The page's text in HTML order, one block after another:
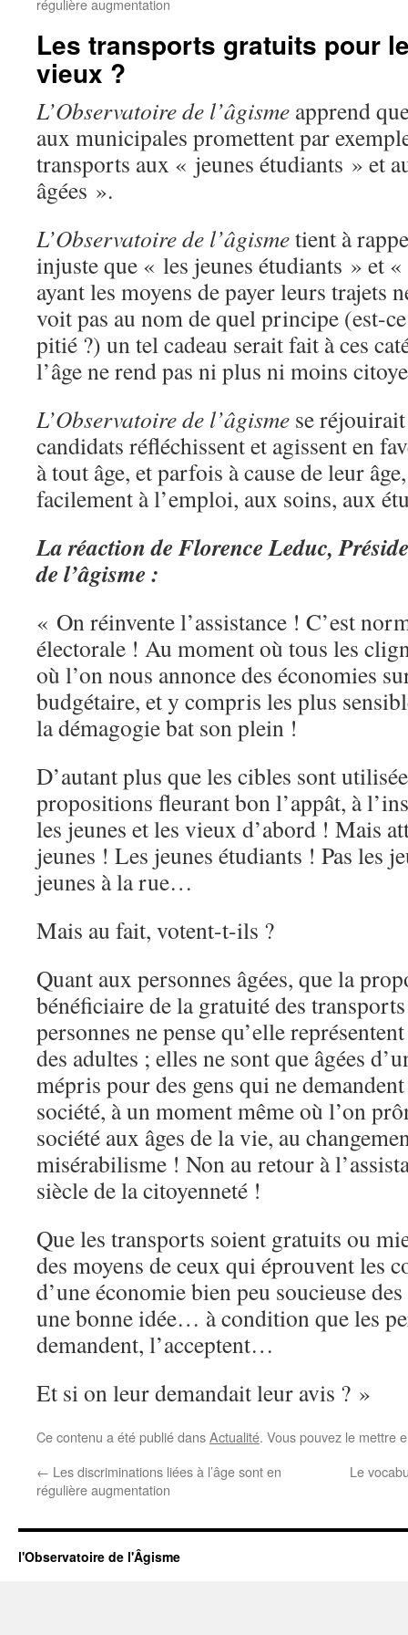
régulière augmentation
Les transports gratuits pour
vieux ?
L’Observatoire de l’âgisme apprend
aux municipales promettent par
transports aux « jeunes étudiants » et
âgées ».
L’Observatoire de l’âgismetient à
injuste que « les jeunes étudiants » et
ayant les moyens de payer leurs trajets
voit pas au nom de quel principe (est-
pitié ?) un tel cadeau serait fait à ces
l’âge ne rend pas ni plus ni moins
L’Observatoire de l’âgisme se
candidats réfléchissent et agissent en
à tout âge, et parfois à cause de leur
facilement à l’emploi, aux soins, aux
La réaction de Florence Leduc,
de l’âgisme :
« On réinvente l’assistance ! C’est
électorale ! Au moment où tous les
où l’on nous annonce des économies
budgétaire, et y compris les plus
la démagogie bat son plein !
D’autant plus que les cibles sont
propositions fleurant bon l’appât, à
les jeunes et les vieux d’abord ! Mais
jeunes ! Les jeunes étudiants ! Pas les
jeunes à la rue…
Mais au fait, votent-t-ils ?
Quant aux personnes âgées, que la
bénéficiaire de la gratuité des
personnes ne pense qu’elle
des adultes ; elles ne sont que âgées
mépris pour des gens qui ne
société, à un moment même où l’on
société aux âges de la vie, au
misérabilisme ! Non au retour à
siècle de la citoyenneté !
Que les transports soient gratuits ou
des moyens de ceux qui éprouvent les
d’une économie bien peu soucieuse
une bonne idée… à condition que les
demandent, l’acceptent…
Et si on leur demandait leur avis ? »
Ce contenu a été publié dansActualité. Vous pouvez le mettre
← Les discriminations liées à l’âge sont en
régulière augmentation
Le
l'Observatoire de l'Âgisme